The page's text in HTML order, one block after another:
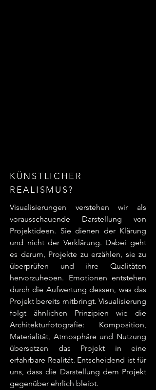
KÜNSTLICHER
REALISMUS?
Visualisierungen verstehen wir als
vorausschauende Darstellung von
Projektideen. Sie dienen der Klärung
und nicht der Verklärung. Dabei geht
es darum, Projekte zu erzählen, sie zu
überprüfen und ihre Qualitäten
hervorzuheben. Emotionen entstehen
durch die Aufwertung dessen, was das
Projekt bereits mitbringt. Visualisierung
folgt ähnlichen Prinzipien wie die
Architekturfotografie: Komposition,
Materialität, Atmosphäre und Nutzung
übersetzen das Projekt in eine
erfahrbare Realität. Entscheidend ist für
uns, dass die Darstellung dem Projekt
gegenüber ehrlich bleibt.